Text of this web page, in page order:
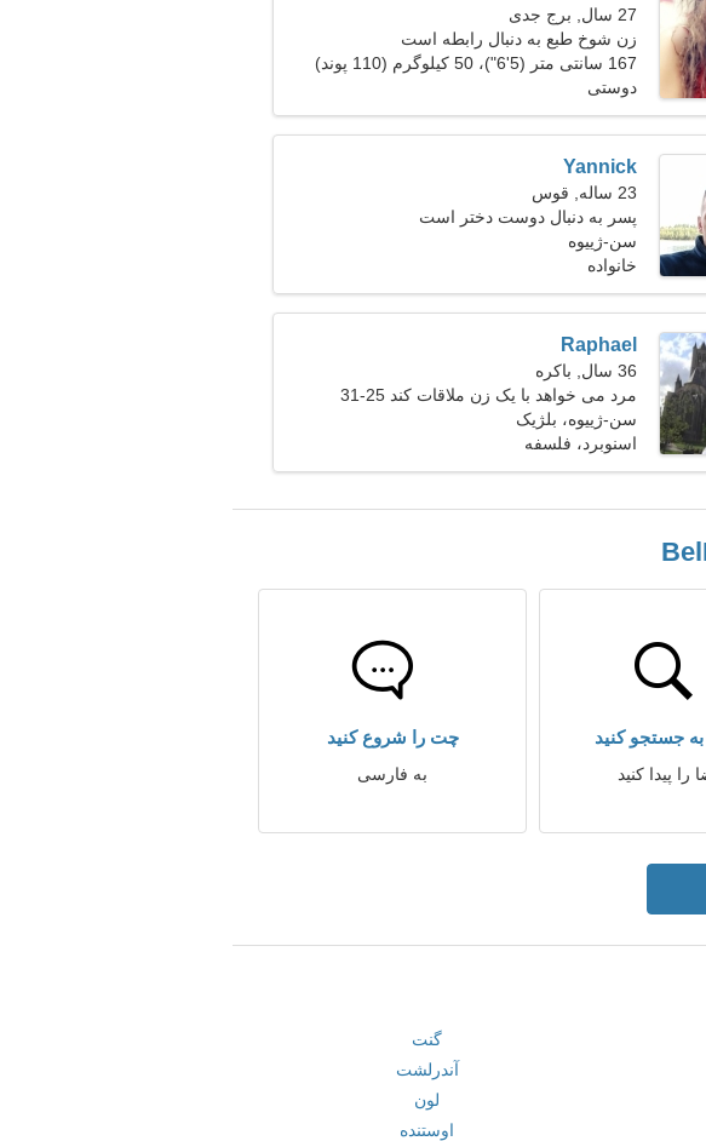
27 سال, برج جدی
زن شوخ طبع به دنبال رابطه است
167 سانتی متر (5'6")، 50 کیلوگرم (110 پوند)
دوستی
Yannick
23 ساله, قوس
پسر به دنبال دوست دختر است
سن-ژییوه
خانواده
Raphael
36 سال, باکره
مرد می خواهد با یک زن ملاقات کند 25-31
سن-ژییوه، بلژیک
اسنوبرد، فلسفه
جستجو کنید
را پیدا کنید
چت را شروع کنید
به فارسی
گنت
آندرلشت
لون
اوستنده